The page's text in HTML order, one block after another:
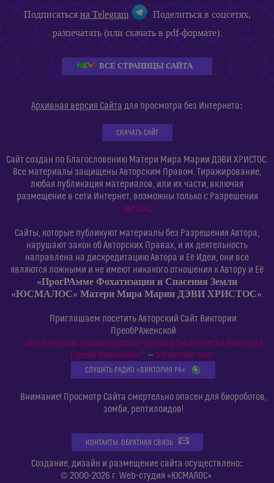
Подписатьсяна Telegram
Поделиться в соцсетях,
разпечатать (или скачать в pdf-формате):
ВСЕ СТРАНИЦЫ САЙТА
Архивная версия Сайта для просмотра без Интернета:
СКАЧАТЬ САЙТ
Сайт создан по Благословению Матери Мира Марии ДЭВИ ХРИСТОС.
Все материалы защищены Авторским Правом. Тиражирование,
любая публикация материалов, или их части, включая
размещение в сети Интернет, возможны только с Разрешения
Автора.
Сайты, которые публикуют материалы без Разрешения Автора,
нарушают закон об Авторских Правах, и их деятельность
направлена на дискредитацию Автора и Её Идеи, они все
являются ложными и не имеют никакого отношения к Автору и Её
«ПрогРАмме Фохатизации и Спасения Земли
«ЮСМАЛОС» Матери Мира Марии ДЭВИ ХРИСТОС».
Приглашаем посетить Авторский Сайт Виктории
ПреобРАженской
«Космическое Полиискусство Третьего Тысячелетия Виктории
ПреобРАженской»©— VictoriaRA.com
СЛУШАТЬ РАДИО «ВИКТОРИЯ РА»
Внимание! Просмотр Сайта смертельно опасен для биороботов,
зомби, рептилоидов!
КОНТАКТЫ. ОБРАТНАЯ СВЯЗЬ
Создание, дизайн и размещение сайта осуществлено:
© 2000-2026 г. Web-студия «ЮСМАЛОС».